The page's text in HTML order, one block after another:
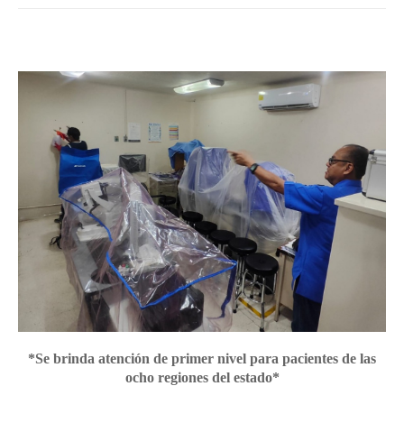
*Se brinda atención de primer nivel para pacientes de las
ocho regiones del estado*